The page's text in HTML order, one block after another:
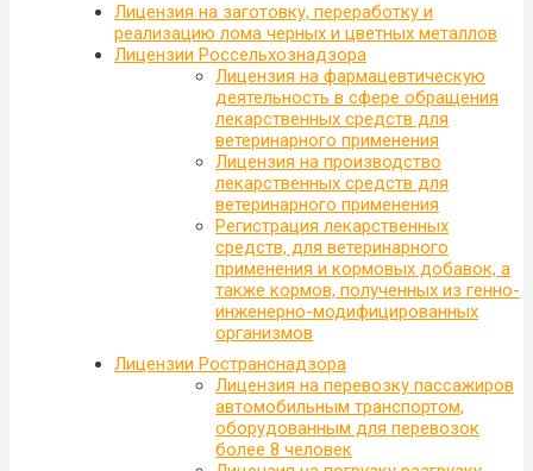
Лицензия на заготовку, переработку и
реализацию лома черных и цветных металлов
Лицензии Россельхознадзора
Лицензия на фармацевтическую
деятельность в сфере обращения
лекарственных средств для
ветеринарного применения
Лицензия на производство
лекарственных средств для
ветеринарного применения
Регистрация лекарственных
средств, для ветеринарного
применения и кормовых добавок, а
также кормов, полученных из генно-
инженерно-модифицированных
организмов
Лицензии Ространснадзора
Лицензия на перевозку пассажиров
автомобильным транспортом,
оборудованным для перевозок
более 8 человек